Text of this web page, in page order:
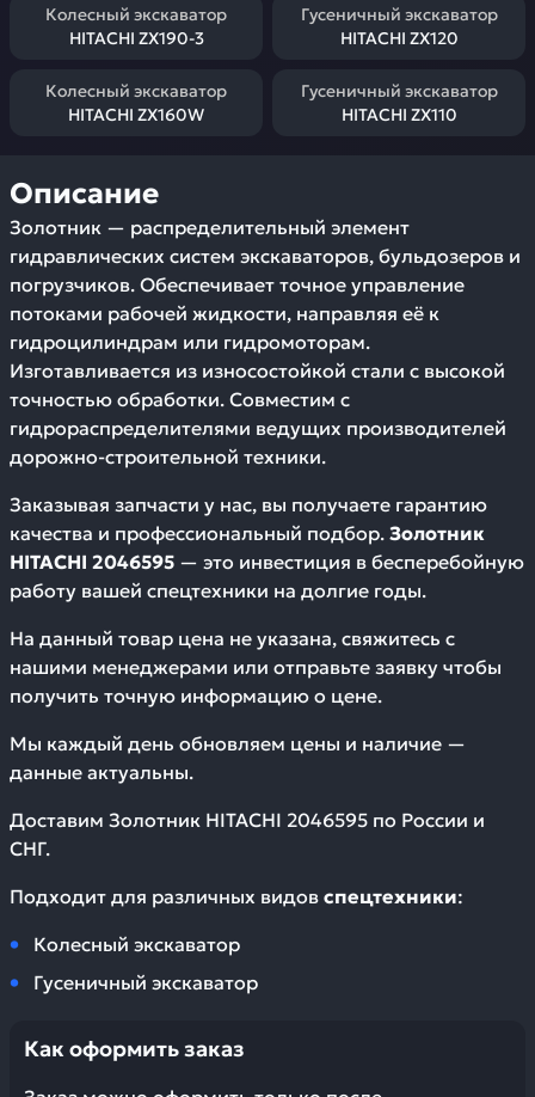
Колесный экскаватор
HITACHI ZX190-3
Гусеничный экскаватор
HITACHI ZX120
Колесный экскаватор
HITACHI ZX160W
Гусеничный экскаватор
HITACHI ZX110
Описание
Золотник — распределительный элемент
гидравлических систем экскаваторов, бульдозеров и
погрузчиков. Обеспечивает точное управление
потоками рабочей жидкости, направляя её к
гидроцилиндрам или гидромоторам.
Изготавливается из износостойкой стали с высокой
точностью обработки. Совместим с
гидрораспределителями ведущих производителей
дорожно-строительной техники.
Заказывая запчасти у нас, вы получаете гарантию
качества и профессиональный подбор. Золотник
HITACHI 2046595 — это инвестиция в бесперебойную
работу вашей спецтехники на долгие годы.
На данный товар цена не указана, свяжитесь с
нашими менеджерами или отправьте заявку чтобы
получить точную информацию о цене.
Мы каждый день обновляем цены и наличие —
данные актуальны.
Доставим Золотник HITACHI 2046595 по России и
СНГ.
Подходит для различных видов спецтехники:
Колесный экскаватор
Гусеничный экскаватор
Как оформить заказ